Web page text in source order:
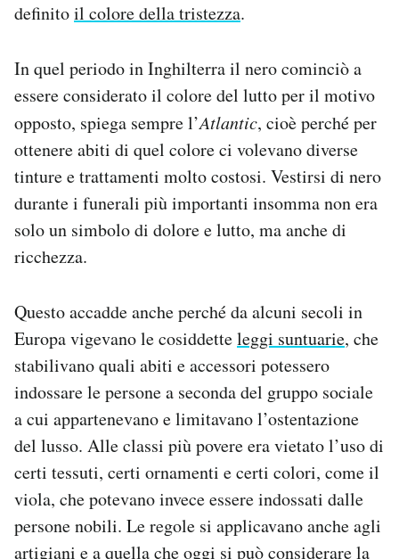
definitoil colore della tristezza.
In quel periodo in Inghilterra il nero cominciò a
essere considerato il colore del lutto per il motivo
opposto, spiega sempre l’Atlantic, cioè perché per
ottenere abiti di quel colore ci volevano diverse
tinture e trattamenti molto costosi. Vestirsi di nero
durante i funerali più importanti insomma non era
solo un simbolo di dolore e lutto, ma anche di
ricchezza.
Questo accadde anche perché da alcuni secoli in
Europa vigevano le cosiddetteleggi suntuarie, che
stabilivano quali abiti e accessori potessero
indossare le persone a seconda del gruppo sociale
a cui appartenevano e limitavano l’ostentazione
del lusso. Alle classi più povere era vietato l’uso di
certi tessuti, certi ornamenti e certi colori, come il
viola, che potevano invece essere indossati dalle
persone nobili. Le regole si applicavano anche agli
artigiani e a quella che oggi si può considerare la